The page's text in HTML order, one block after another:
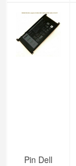
Pin Dell